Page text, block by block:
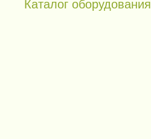
Каталог оборудования